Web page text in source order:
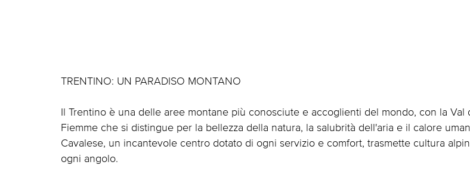
TRENTINO: UN PARADISO MONTANO
Il Trentino è una delle aree montane più conosciute e accoglienti del mondo, con la Val
Fiemme che si distingue per la bellezza della natura, la salubrità dell'aria e il calore
Cavalese, un incantevole centro dotato di ogni servizio e comfort, trasmette cultura
ogni angolo.